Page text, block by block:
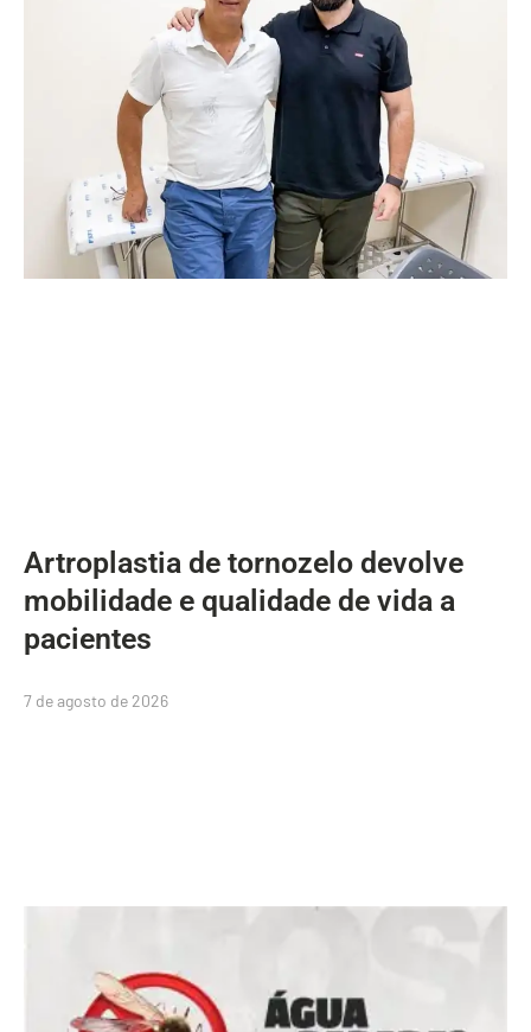
Artroplastia de tornozelo devolve
mobilidade e qualidade de vida a
pacientes
7 de agosto de 2026